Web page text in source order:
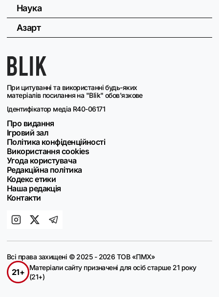
При цитуванні та використанні будь-яких
матеріалів посилання на "Blik" обов'язкове
Ідентифікатор медіа R40-06171
Про видання
Ігровий зал
Політика конфіденційності
Використання cookies
Угода користувача
Редакційна політика
Кодекс етики
Наша редакція
Контакти
Наука
Азарт
Всі права захищені © 2025 - 2026 ТОВ «ПМХ»
21+
Матеріали сайту призначені для осіб старше 21 року
(21+)